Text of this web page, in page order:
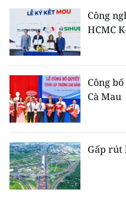
Công
HCMC
Công
Cà Mau
Gấp rút